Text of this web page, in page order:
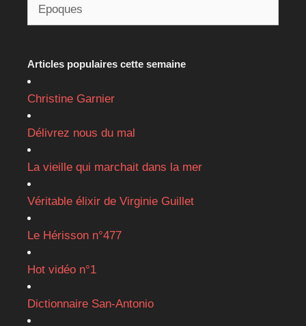
Articles populaires cette semaine
Christine Garnier
Délivrez nous du mal
La vieille qui marchait dans la mer
Véritable élixir de Virginie Guillet
Le Hérisson n°477
Hot vidéo n°1
Dictionnaire San-Antonio